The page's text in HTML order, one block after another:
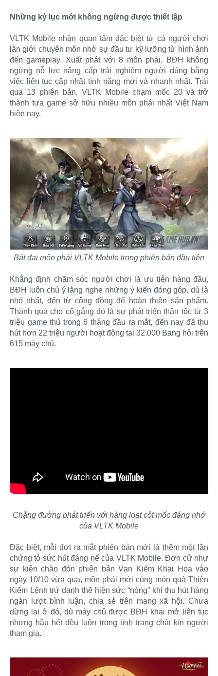
Những kỷ lục mới không ngừng được thiết lập
VLTK Mobile nhận quan tâm đặc biệt từ cả người chơi
lẫn giới chuyên môn nhờ sự đầu tư kỹ lưỡng từ hình ảnh
đến gameplay. Xuất phát với 8 môn phái, BĐH không
ngừng nỗ lực nâng cấp trải nghiệm người dùng bằng
việc liên tục cập nhật tính năng mới và nhanh nhất. Trải
qua 13 phiên bản, VLTK Mobile chạm mốc 20 và trở
thành tựa game sở hữu nhiều môn phái nhất Việt Nam
hiện nay.
Bát đại môn phái VLTK Mobile trong phiên bản đầu tiên
Khẳng định chăm sóc người chơi là ưu tiên hàng đầu,
BĐH luôn chú ý lắng nghe những ý kiến đóng góp, dù là
nhỏ nhất, đến từ cộng đồng để hoàn thiện sản phẩm.
Thành quả cho cố gắng đó là sự phát triển thần tốc từ 3
triệu game thủ trong 6 tháng đầu ra mắt, đến nay đã thu
hút hơn 22 triệu người hoạt động tại 32.000 Bang hội trên
615 máy chủ.
Chặng đường phát triển với hàng loạt cột mốc đáng nhớ
của VLTK Mobile
Đặc biệt, mỗi đợt ra mắt phiên bản mới là thêm một lần
chứng tỏ sức hút đáng nể của VLTK Mobile. Đơn cử như
sự kiện chào đón phiên bản Vạn Kiếm Khai Hoa vào
ngày 10/10 vừa qua, môn phái mới cùng món quà Thiên
Kiếm Lệnh trứ danh thể hiện sức “nóng” khi thu hút hàng
ngàn lượt bình luận, chia sẻ trên mạng xã hội. Chưa
dừng lại ở đó, dù máy chủ được BĐH khai mở liên tục
nhưng hầu hết đều luôn trong tình trạng chật kín người
tham gia.​